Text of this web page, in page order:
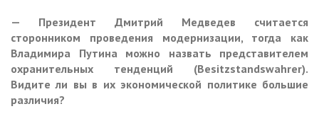
— Президент Дмитрий Медведев считается
сторонником проведения модернизации, тогда как
Владимира Путина можно назвать представителем
охранительных тенденций (Besitzstandswahrer).
Видите ли вы в их экономической политике большие
различия?